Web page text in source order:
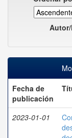
Fecha de
publicación
2023-01-01